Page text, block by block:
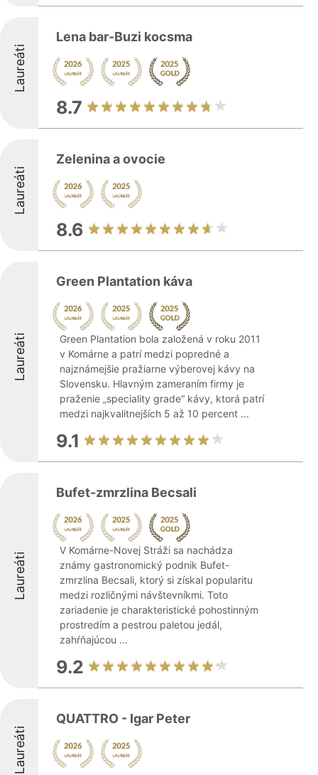
Laureáti
Lena bar-Buzi kocsma
8.7
Laureáti
Zelenina a ovocie
8.6
Laureáti
Green Plantation káva
Green Plantation bola založená v roku 2011
v Komárne a patrí medzi popredné a
najznámejšie pražiarne výberovej kávy na
Slovensku. Hlavným zameraním firmy je
praženie „speciality grade“ kávy, ktorá patrí
medzi najkvalitnejších 5 až 10 percent ...
9.1
Laureáti
Bufet-zmrzlina Becsali
V Komárne-Novej Stráži sa nachádza
známy gastronomický podnik Bufet-
zmrzlina Becsali, ktorý si získal popularitu
medzi rozličnými návštevníkmi. Toto
zariadenie je charakteristické pohostinným
prostredím a pestrou paletou jedál,
zahŕňajúcou ...
9.2
Laureáti
QUATTRO - Igar Peter